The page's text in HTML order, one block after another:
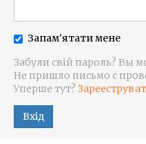
Запам'ятати мене
Забули свій пароль? Вы
Не пришло письмо с
Уперше тут?
Вхід